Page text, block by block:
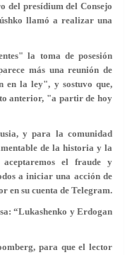
del presídium del Consejo
llamó a realizar una
la toma de posesión
más una reunión de
en la ley", y sostuvo que,
anterior, "a partir de hoy
y para la comunidad
de la historia y la
aceptaremos el fraude y
a iniciar una acción de
en su cuenta de Telegram.
“Lukashenko y Erdogan
para que el lector